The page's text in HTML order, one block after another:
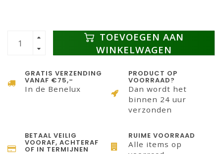
TOEVOEGEN AAN
WINKELWAGEN
GRATIS VERZENDING
VANAF €75,-
In de Benelux
PRODUCT OP
VOORRAAD?
Dan wordt het
binnen 24 uur
verzonden
BETAAL VEILIG
VOORAF, ACHTERAF
OF IN TERMIJNEN
RUIME VOORRAAD
Alle items op